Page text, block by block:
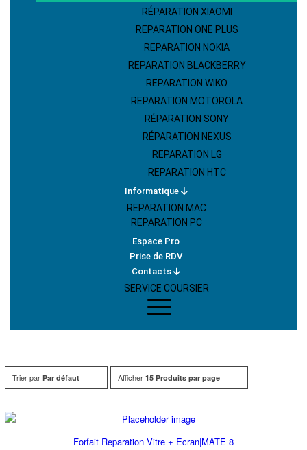
RÉPARATION XIAOMI
REPARATION ONE PLUS
REPARATION NOKIA
REPARATION BLACKBERRY
REPARATION WIKO
REPARATION MOTOROLA
RÉPARATION SONY
RÉPARATION NEXUS
REPARATION LG
REPARATION HTC
Informatique
REPARATION MAC
REPARATION PC
Espace Pro
Prise de RDV
Contacts
SERVICE COURSIER
Trier par Par défaut Afficher 15 Produits par page
Forfait Reparation Vitre + Ecran|MATE 8